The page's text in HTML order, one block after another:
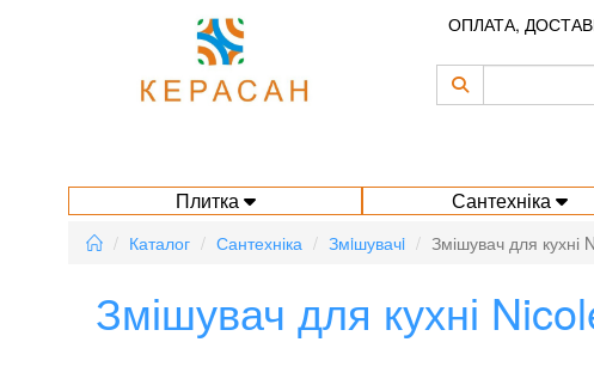
ОПЛАТА,
Плитка Сантехніка
Каталог Сантехніка Змiшувачi Змішувач для
Змішувач для кухні